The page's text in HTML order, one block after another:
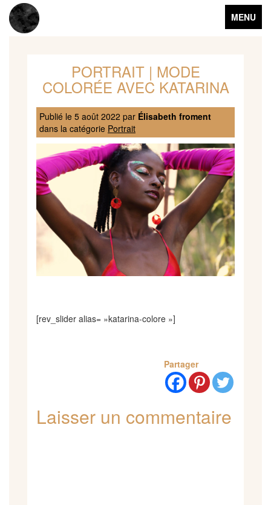
Toggle
navigation
MENU
PORTRAIT | MODE
COLORÉE AVEC KATARINA
Publié le 5 août 2022 par Élisabeth froment
dans la catégorie Portrait
[rev_slider alias= »katarina-colore »]
Partager
Laisser un commentaire